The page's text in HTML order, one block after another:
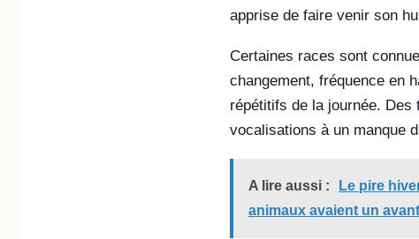
apprise de faire venir son
Certaines races sont
changement, fréquence en
répétitifs de la journée.
vocalisations à un manque
A lire aussi :
Le pire
animaux avaient un